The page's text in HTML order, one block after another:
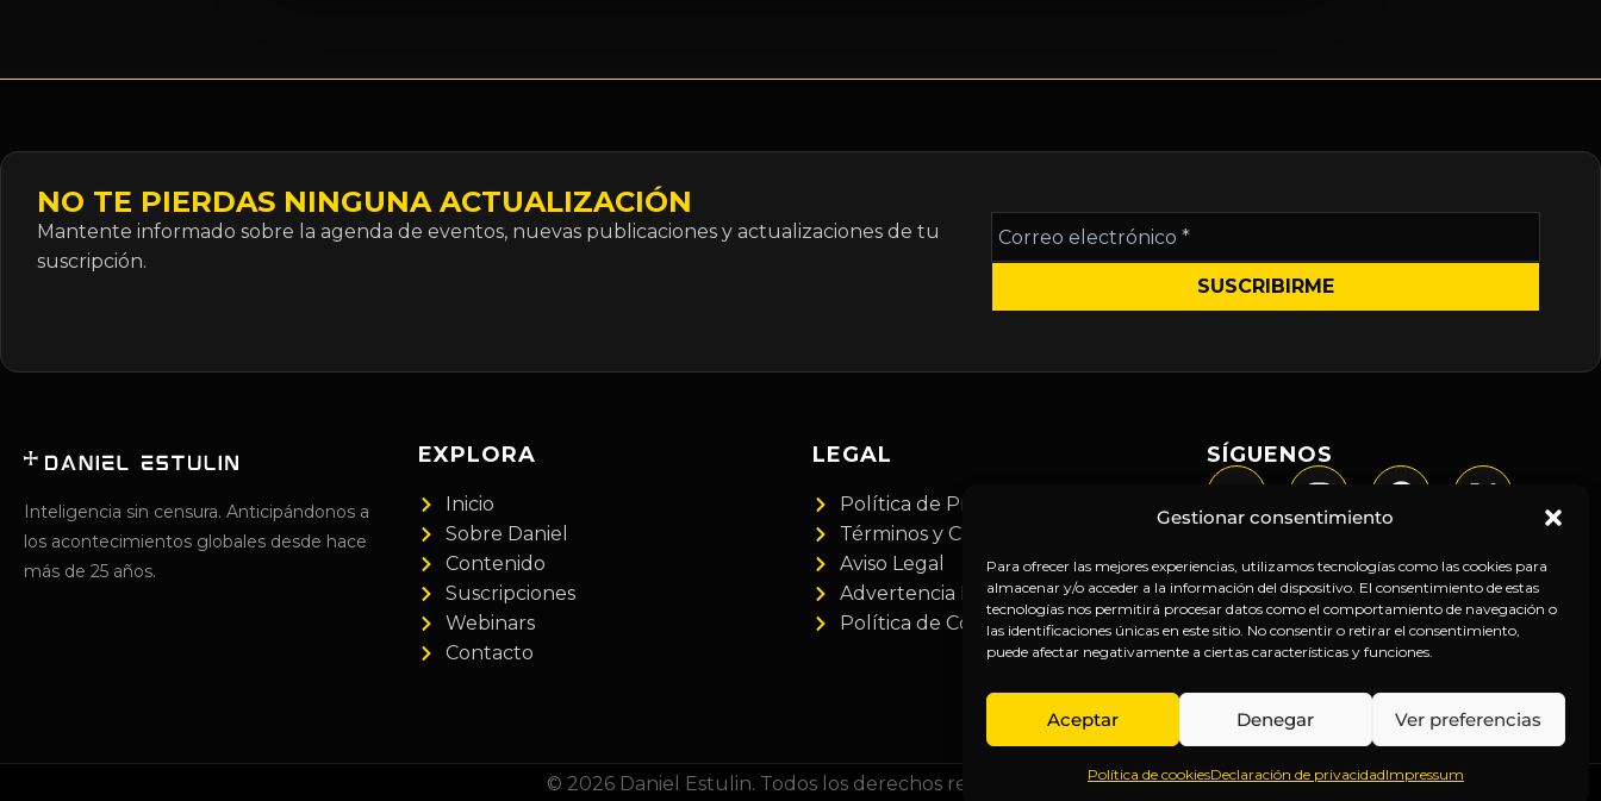
Gestionar consentimiento
Para ofrecer las mejores experiencias, utilizamos tecnologías como las cookies para
almacenar y/o acceder a la información del dispositivo. El consentimiento de estas
tecnologías nos permitirá procesar datos como el comportamiento de navegación o
las identificaciones únicas en este sitio. No consentir o retirar el consentimiento,
puede afectar negativamente a ciertas características y funciones.
Aceptar Denegar Ver preferencias
Política de cookiesDeclaración de privacidadImpressum
NO TE PIERDAS NINGUNA ACTUALIZACIÓN
Mantente informado sobre la agenda de eventos, nuevas publicaciones y actualizaciones de tu
suscripción.
Correo
electrónico
*
Inteligencia sin censura. Anticipándonos a
los acontecimientos globales desde hace
más de 25 años.
EXPLORA
Inicio
Sobre Daniel
Contenido
Suscripciones
Webinars
Contacto
LEGAL
Política de Privacidad
Términos y Condiciones
Aviso Legal
Advertencia Financiera
Política de Cookies
SÍGUENOS
© 2026 Daniel Estulin. Todos los derechos reservados.